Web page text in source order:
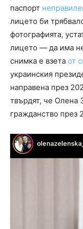
паспорт
лицето би
фотографията,
лицето — да има
снимка е взета от
украинския
направена през
твърдят, че Олена
гражданство през